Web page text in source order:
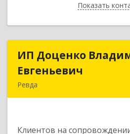
ПоказатьНазад
ИП Доценко
Евгеньевич
Ревда
Клиентов на
ИП